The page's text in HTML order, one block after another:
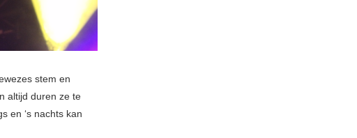
stem en
altijd duren ze te
en ‘s nachts kan